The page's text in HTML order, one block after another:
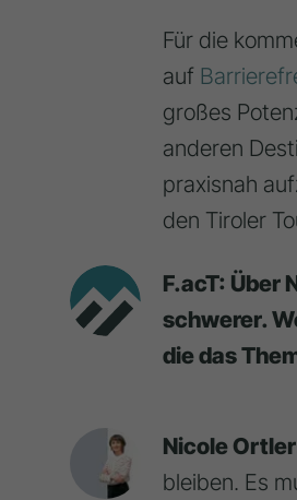
Für die
auf
großes
anderen
praxisnah
den Tiroler
F.acT: Über
schwerer.
die das
Nicole
bleiben. Es